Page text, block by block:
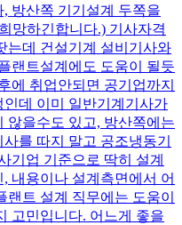
방산쪽 기기설계 두쪽을
망하긴합니다.) 기사자격
는데 건설기계 설비기사와
랜트설계에도 도움이 될듯
에 취업안되면 공기업까지
데 이미 일반기계기사가
않을수도 있고, 방산쪽에는
를 따지 말고 공조냉동기
기업 기준으로 딱히 설계
내용이나 설계측면에서 어
트 설계 직무에는 도움이
고민입니다. 어느게 좋을